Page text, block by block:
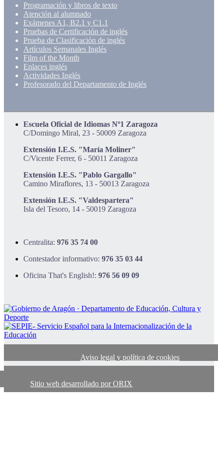
Programación y libros de texto
Atención al alumnado
Exámenes A1, B2.1 y C1.1
Pruebas de Certificación de inglés
Prueba de Clasificación de inglés
Artículos Semanales Inglés
Film of the Month
Enlaces inglés
Actividades Inglés
Profesorado del Departamento de Inglés
Escuela Oficial de Idiomas Nº1 Zaragoza
C/Domingo Miral, 23 - 50009 Zaragoza
Extensión I.E.S. "María Moliner"
C/Vicente Ferrer, 6 - 50011 Zaragoza
Extensión I.E.S. "Pablo Gargallo"
Camino Miraflores, 13 - 50013 Zaragoza
Extensión I.E.S. "Valdespartera"
Isla del Tesoro, 14 - 50019 Zaragoza
Centralita: 976 35 74 00
Contestador informativo: 976 35 03 44
Oficina That's English!: 976 56 09 09
Aviso legal y política de cookies
Sitio web desarrollado por ORIX